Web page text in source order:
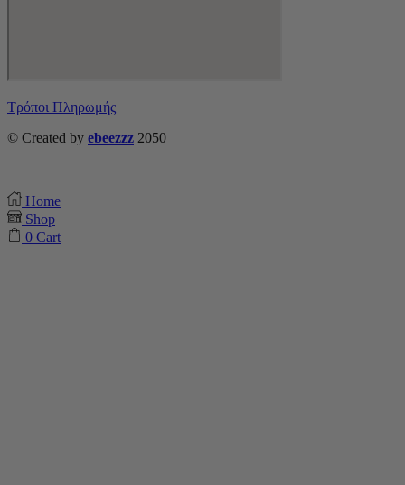
Τρόποι Πληρωμής
© Created by ebeezzz 2050
Home
Shop
0 Cart